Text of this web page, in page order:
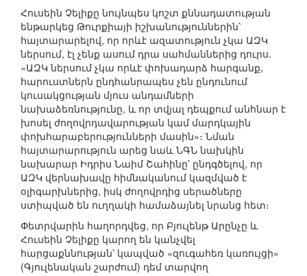
Հուսեին Չելիքը նույնպես կոշտ քննադատության
ենթարկեց Թուրքիայի իշխանություններին՝
հայտարարելով, որ որևէ ազատություն չկա ԱԶԿ
ներսում, էլ չենք ասում դրա սահմաններից դուրս.
«ԱԶԿ ներսում չկա որևէ փոխադարձ հարգանք,
հարուստներն ընդհանրապես չեն ընդունում
կուսակցության մյուս անդամների
նախաձեռնությունը, և որ տվյալ դեպքում անհնար է
խոսել ժողովրդավարության կամ մարդկային
փոխհարաբերությունների մասին»։ Նման
հայտարարություն արեց նաև ՆԳՆ նախկին
նախարար Իդրիս Նաիմ Շահինը՝ ընդգծելով, որ
ԱԶԿ վերնախավը հիմնականում կազմված է
օլիգարխներից, իսկ ժողովրդից սերածները
ստիպված են ուղղակի համաձայնել նրանց հետ։
Փետրվարին հաղորդվեց, որ Բյուլենթ Արընչը և
Հուսեին Չելիքը կարող են կանչվել
հարցաքննության՝ կապված «զուգահեռ կառույցի»
(Գյուլենական շարժում) դեմ տարվող